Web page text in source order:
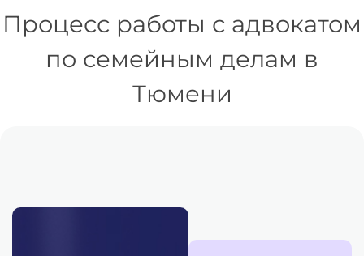
Процесс работы с адвокатом
по семейным делам в
Тюмени